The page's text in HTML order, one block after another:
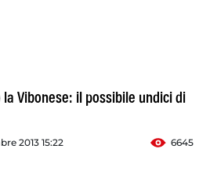
la Vibonese: il possibile undici di
2013 15:22 6645